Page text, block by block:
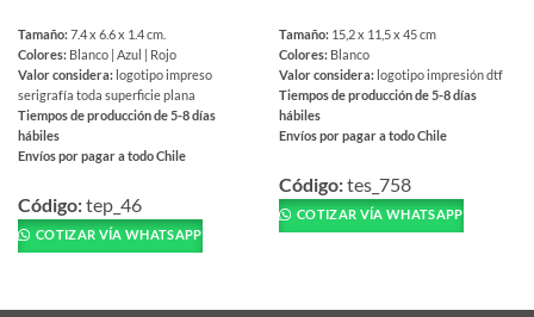
Tamaño:7.4 x 6.6 x 1.4 cm.
Colores: Blanco | Azul | Rojo
Valor considera: logotipo impreso
serigrafía toda superficie plana
Tiempos de producción de 5-8 días
hábiles
Envíos por pagar a todo Chile
producto
tiene
múltiples
Código:tep_46
COTIZAR VÍA WHATSAPP
Tamaño: 15,2 x 11,5 x 45 cm
Colores: Blanco
Valor considera: logotipo impresión dtf
Tiempos de producción de 5-8 días
hábiles
Envíos por pagar a todo Chile
producto
tiene
múltiples
opciones
Código:tes_758
COTIZAR VÍA WHATSAPP